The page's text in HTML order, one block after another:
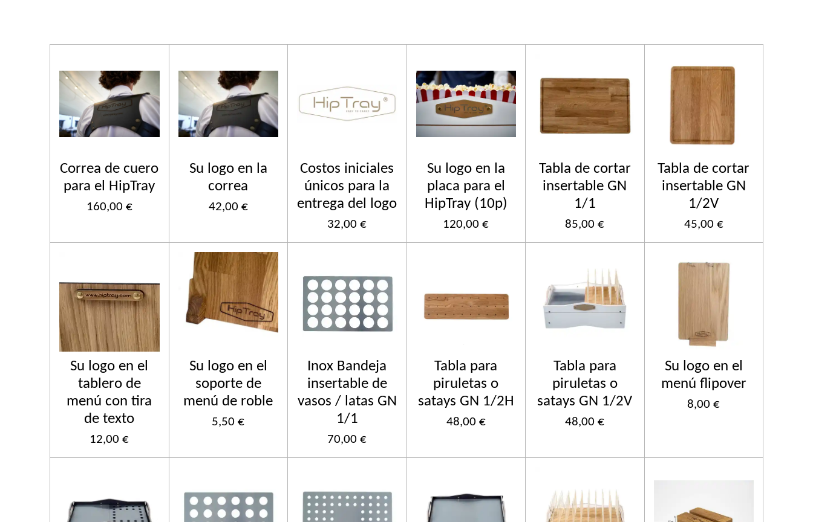
Correa de cuero
para el HipTray
160,00 €
Su logo en la
correa
42,00 €
Costos iniciales
únicos para la
entrega del logo
32,00 €
Su logo en la
placa para el
HipTray (10p)
120,00 €
Tabla de cortar
insertable GN
1/1
85,00 €
Tabla de cortar
insertable GN
1/2V
45,00 €
Su logo en el
tablero de
menú con tira
de texto
12,00 €
Su logo en el
soporte de
menú de roble
5,50 €
Inox Bandeja
insertable de
vasos / latas GN
1/1
70,00 €
Tabla para
piruletas o
satays GN 1/2H
48,00 €
Tabla para
piruletas o
satays GN 1/2V
48,00 €
Su logo en el
menú flipover
8,00 €